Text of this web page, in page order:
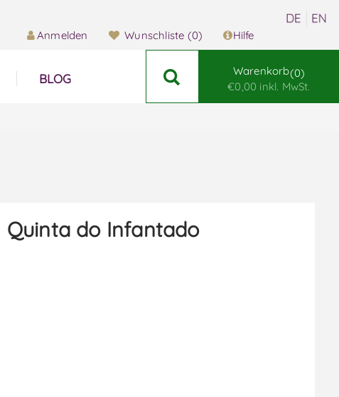
Anmelden Wunschliste (0) Hilfe
BLOG
Warenkorb 0
€0,00 inkl. MwSt.
Quinta do Infantado